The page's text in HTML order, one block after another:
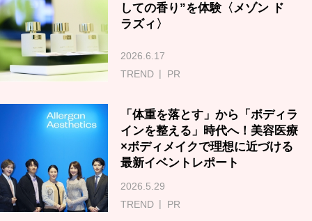
しての香り”を体験〈メゾン ド
ラズィ〉
2026.6.17
TREND
PR
「体重を落とす」から「ボディラ
インを整える」時代へ！美容医療
×ボディメイクで理想に近づける
最新イベントレポート
2026.5.29
TREND
PR